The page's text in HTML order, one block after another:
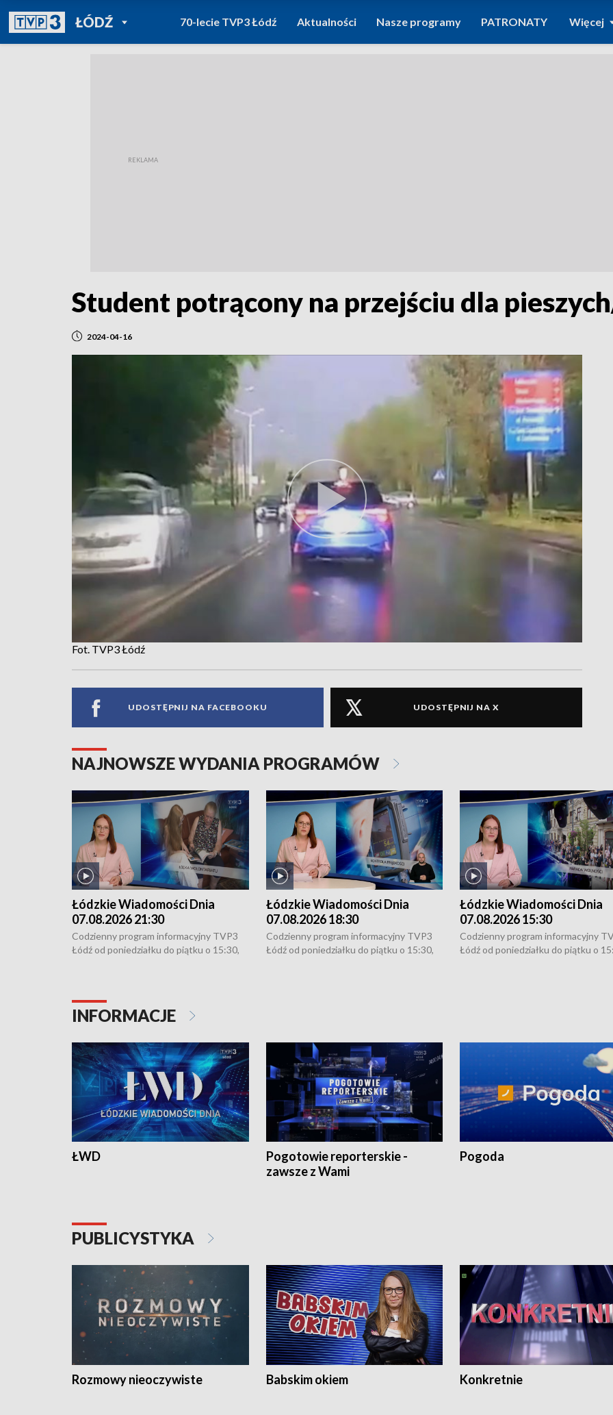
ŁÓDŹPOWRÓT DO
TVP REGIONY
70-lecie TVP3 Łódź Aktualności Nasze programy PATRONATY Więcej
Student potrącony na przejściu dla
2024-04-16
Fot. TVP3 Łódź
UDOSTĘPNIJ NA FACEBOOKU UDOSTĘPNIJ NA X
NAJNOWSZE WYDANIA PROGRAMÓW
Łódzkie Wiadomości Dnia
07.08.2026 21:30
Codzienny program informacyjny TVP3
Łódź od poniedziałku do piątku o 15:30,
Łódzkie Wiadomości Dnia
07.08.2026 18:30
Codzienny program informacyjny TVP3
Łódź od poniedziałku do piątku o 15:30,
Łódzkie Wiadomości Dnia
07.08.2026 15:30
Codzienny program informacyjny
Łódź od poniedziałku do piątku o
INFORMACJE
ŁWD
Pogotowie reporterskie -
zawsze z Wami
Pogoda
PUBLICYSTYKA
Rozmowy nieoczywiste Babskim okiem Konkretnie